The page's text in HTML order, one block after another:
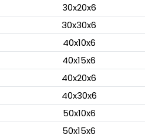
30x20x6
30x30x6
40x10x6
40x15x6
40x20x6
40x30x6
50x10x6
50x15x6